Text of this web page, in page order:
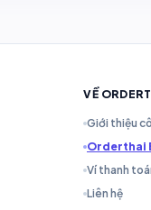
VỀ
Giới thiệu
Orderthai
Ví thanh
Liên hệ